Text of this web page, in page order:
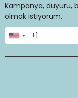
Kampanya, duyuru,
olmak istiyorum.